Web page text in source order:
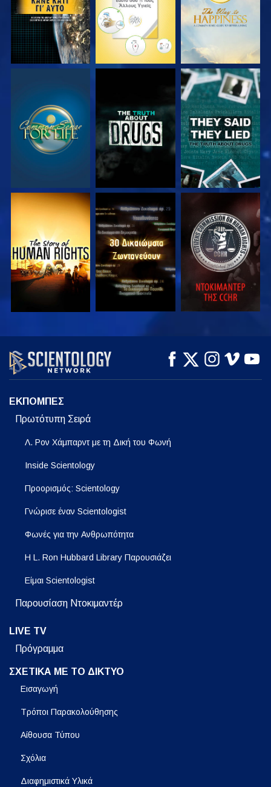
ΠΑΡΑΚΟΛΟΥΘΗΣΤΕ ΠΑΡΑΚΟΛΟΥΘΗΣΤΕ ΠΑΡΑΚΟΛΟΥΘΗΣΤΕ
ΠΑΡΑΚΟΛΟΥΘΗΣΤΕ ΠΑΡΑΚΟΛΟΥΘΗΣΤΕ ΠΑΡΑΚΟΛΟΥΘΗΣΤΕ
ΠΑΡΑΚΟΛΟΥΘΗΣΤΕ ΠΑΡΑΚΟΛΟΥΘΗΣΤΕ
ΕΞΕΡΕΥΝΗΣΤΕ ΤΗ
ΣΕΙΡΑ
ΕΚΠΟΜΠΕΣ
Πρωτότυπη Σειρά
Λ. Ρον Χάμπαρντ με τη Δική του Φωνή
Inside Scientology
Προορισμός: Scientology
Γνώρισε έναν Scientologist
Φωνές για την Ανθρωπότητα
Η L. Ron Hubbard Library Παρουσιάζει
Είμαι Scientologist
Παρουσίαση Ντοκιμαντέρ
LIVE TV
Πρόγραμμα
ΣΧΕΤΙΚΑ ΜΕ ΤΟ ΔΙΚΤΥΟ
Εισαγωγή
Τρόποι Παρακολούθησης
Αίθουσα Τύπου
Σχόλια
Διαφημιστικά Υλικά